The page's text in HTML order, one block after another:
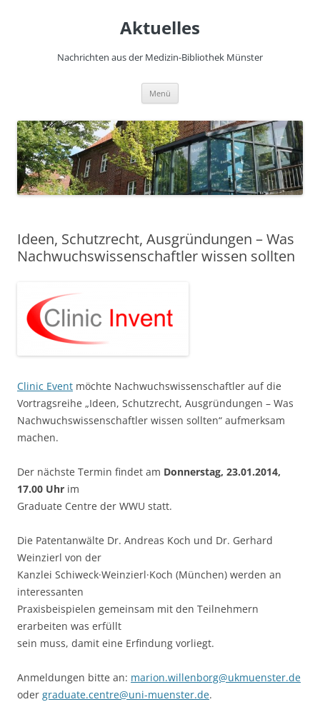
Aktuelles
Nachrichten aus der Medizin-Bibliothek Münster
Menü
Ideen, Schutzrecht, Ausgründungen – Was
Nachwuchswissenschaftler wissen sollten
Clinic Event möchte Nachwuchswissenschaftler auf die
Vortragsreihe „Ideen, Schutzrecht, Ausgründungen – Was
Nachwuchswissenschaftler wissen sollten“ aufmerksam
machen.
Der nächste Termin findet am Donnerstag, 23.01.2014,
17.00 Uhr im
Graduate Centre der WWU statt.
Die Patentanwälte Dr. Andreas Koch und Dr. Gerhard
Weinzierl von der
Kanzlei Schiweck·Weinzierl·Koch (München) werden an
interessanten
Praxisbeispielen gemeinsam mit den Teilnehmern
erarbeiten was erfüllt
sein muss, damit eine Erfindung vorliegt.
Anmeldungen bitte an: marion.willenborg@ukmuenster.de
oder graduate.centre@uni-muenster.de.